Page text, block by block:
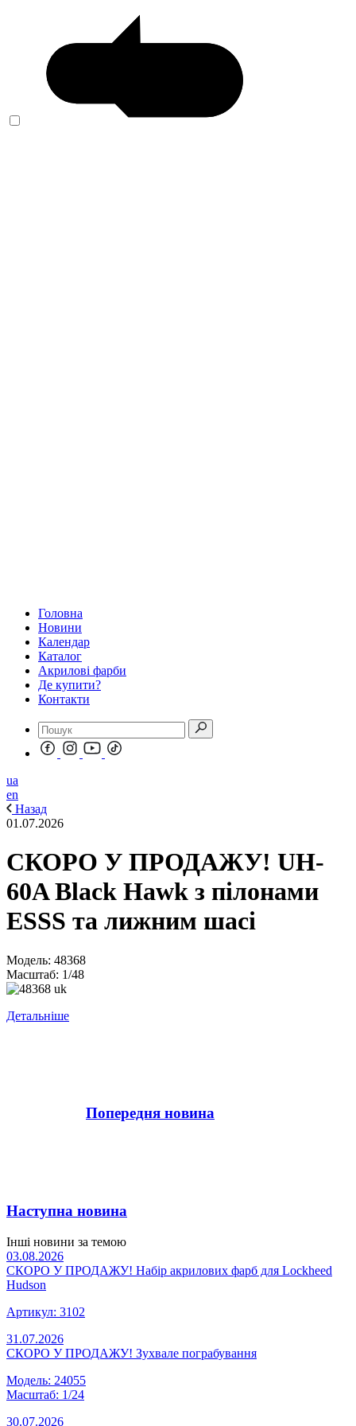
Головна
Новини
Календар
Каталог
Акрилові фарби
Де купити?
Контакти
ua
en
Назад
01.07.2026
СКОРО У ПРОДАЖУ! UH-
60A Black Hawk з пілонами
ESSS та лижним шасі
Модель: 48368
Масштаб: 1/48
Детальніше
Попередня новина
Наступна новина
Інші новини за темою
03.08.2026
СКОРО У ПРОДАЖУ! Набір акрилових фарб для Lockheed
Hudson
Артикул: 3102
31.07.2026
СКОРО У ПРОДАЖУ! Зухвале пограбування
Модель: 24055
Масштаб: 1/24
30.07.2026